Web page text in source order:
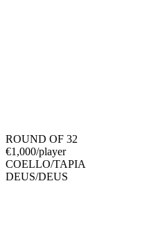
ROUND OF 32
€1,000/player
COELLO/TAPIA
DEUS/DEUS